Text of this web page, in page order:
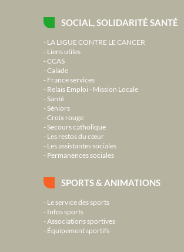
SOCIAL, SOLIDARITÉ SANTÉ
LA LIGUE CONTRE LE CANCER
Liens utiles
CCAS
Calade
France services
Relais Emploi - Mission Locale
Santé
Séniors
Croix rouge
Secours catholique
Les restos du cœur
Les assistantes sociales
Permanences sociales
SPORTS & ANIMATIONS
Le service des sports
Infos sports
Associations sportives
Équipement sportifs